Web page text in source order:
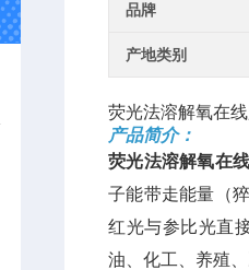
品牌
产地类别
荧光法溶解氧在
产品简介：
荧光法溶解氧在
子能带走能量（
红光与参比光直
油、化工、养殖